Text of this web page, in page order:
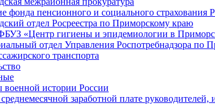
фонда пенсионного и социального
отдел Росреестра по Приморскому краю
«Центр гигиены и эпидемиологии в
отдел Управления Роспотребнадзора по
транспорта
истории России
заработной плате